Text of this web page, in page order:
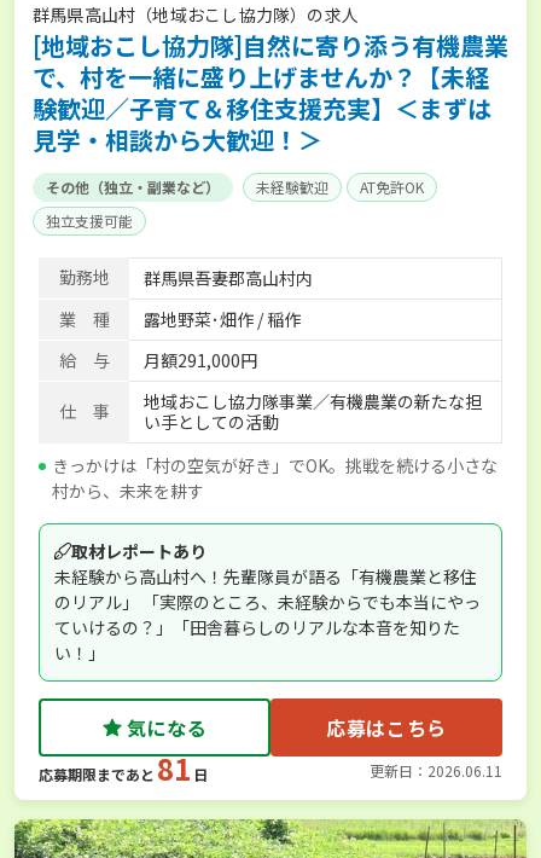
群馬県高山村（地域おこし協力隊）の求人
[地域おこし協力隊]自然に寄り添う有機農業
で、村を一緒に盛り上げませんか？【未経
験歓迎／子育て＆移住支援充実】＜まずは
見学・相談から大歓迎！＞
その他（独立・副業など） 未経験歓迎
AT免許OK
独立支援可能
勤務地
群馬県吾妻郡高山村内
業 種
露地野菜･畑作 / 稲作
給 与
月額291,000円
仕 事
地域おこし協力隊事業／有機農業の新たな担
い手としての活動
きっかけは「村の空気が好き」でOK。挑戦を続ける小さな
村から、未来を耕す
取材レポートあり
未経験から高山村へ！先輩隊員が語る「有機農業と移住
のリアル」 「実際のところ、未経験からでも本当にやっ
ていけるの？」「田舎暮らしのリアルな本音を知りた
い！」
気になる 応募はこちら
応募期限まであと 81 日 更新日：2026.06.11